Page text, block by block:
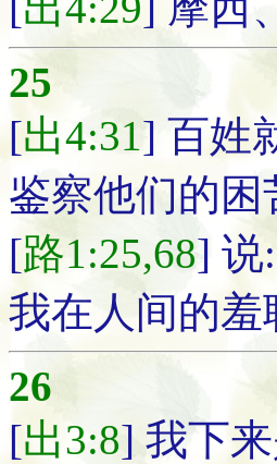
25
[出4:31] 百姓
鉴察他们的
[路1:25,68] 说
我在人间的羞
26
[出3:8] 我下